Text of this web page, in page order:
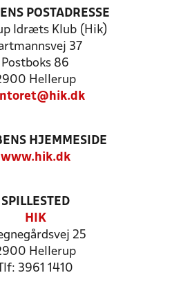
POSTADRESSE
Idræts Klub (Hik)
37
Postboks 86
Hellerup
HJEMMESIDE
www.hik.dk
SPILLESTED
HIK
25
Hellerup
Tlf: 3961 1410